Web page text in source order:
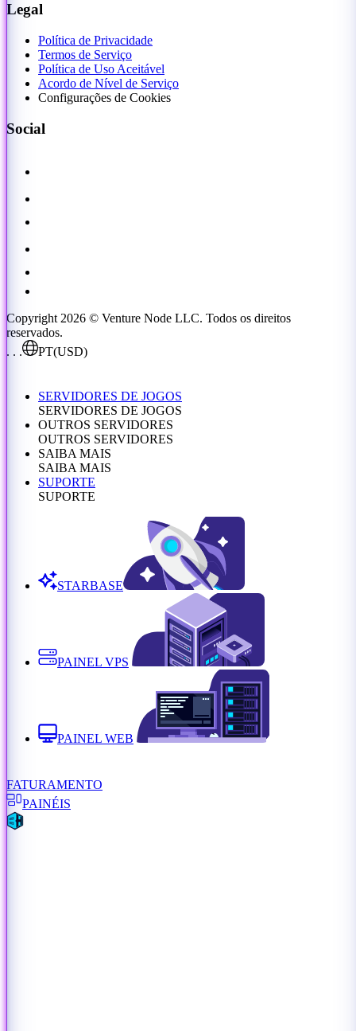
Legal
Política de Privacidade
Termos de Serviço
Política de Uso Aceitável
Acordo de Nível de Serviço
Configurações de Cookies
Social
Copyright 2026 © Venture Node LLC. Todos os direitos
reservados.
. . .
PT(USD)
SERVIDORES DE JOGOS
SERVIDORES DE JOGOS
OUTROS SERVIDORES
OUTROS SERVIDORES
SAIBA MAIS
SAIBA MAIS
SUPORTE
SUPORTE
STARBASE
PAINEL VPS
PAINEL WEB
FATURAMENTO
PAINÉIS